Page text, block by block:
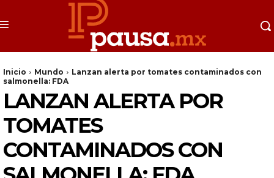
Inicio Mundo
Lanzan alerta por tomates contaminados con
salmonella: FDA
LANZAN ALERTA POR
TOMATES
CONTAMINADOS CON